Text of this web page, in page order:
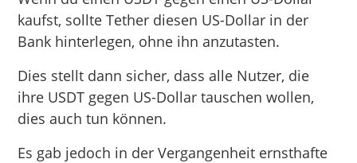
kaufst, sollte Tether diesen US-Dollar in der
Bank hinterlegen, ohne ihn anzutasten.
Dies stellt dann sicher, dass alle Nutzer, die
ihre USDT gegen US-Dollar tauschen wollen,
dies auch tun können.
Es gab jedoch in der Vergangenheit ernsthafte